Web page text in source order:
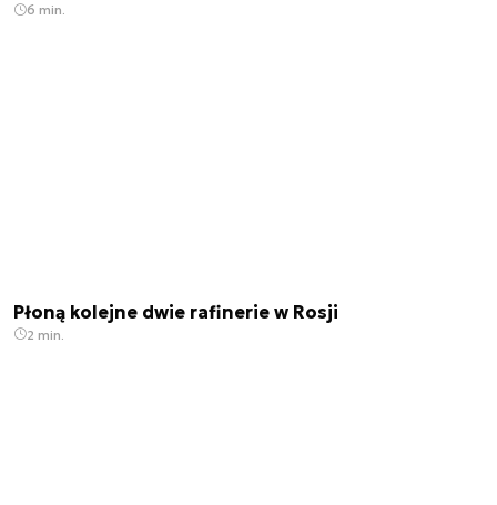
6 min.
Płoną kolejne dwie rafinerie w Rosji
2 min.